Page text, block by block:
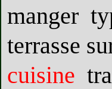
manger
terrasse
cuisine